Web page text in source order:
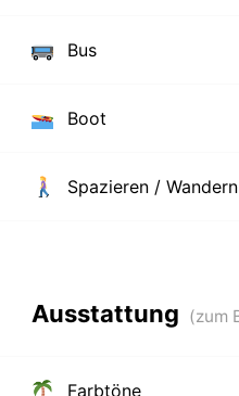
Bus
Boot
Spazieren / Wandern
Ausstattung
Farbtöne